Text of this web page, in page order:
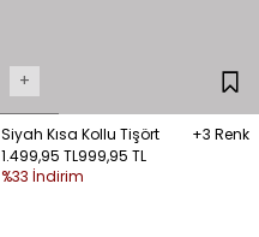
+
Siyah Kısa Kollu Tişört
+3 Renk
1.499,95 TL999,95 TL
%33 İndirim